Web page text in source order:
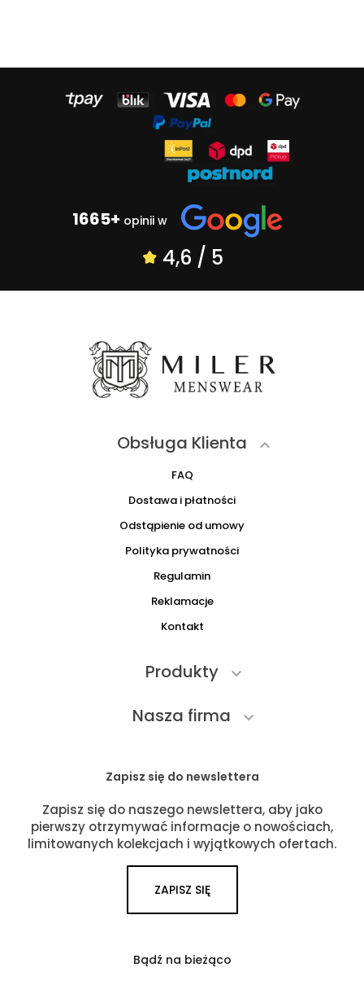
1665+ opinii w
4,6 / 5
Obsługa Klienta 
FAQ
Dostawa i płatności
Odstąpienie od umowy
Polityka prywatności
Regulamin
Reklamacje
Kontakt
Produkty 
Nasza firma 
Zapisz się do newslettera
Zapisz się do naszego newslettera, aby jako
pierwszy otrzymywać informacje o nowościach,
limitowanych kolekcjach i wyjątkowych ofertach.
ZAPISZ SIĘ
Bądź na bieżąco